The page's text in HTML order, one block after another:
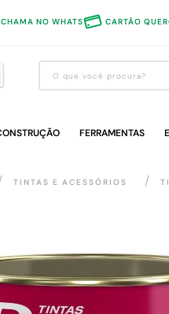
CHAMA NO WHATS CARTÃO
O que você procura?
FERRAMENTAS
TINTAS E ACESSÓRIOS
1º
guarda roupa
3º
piso cerâmica
6